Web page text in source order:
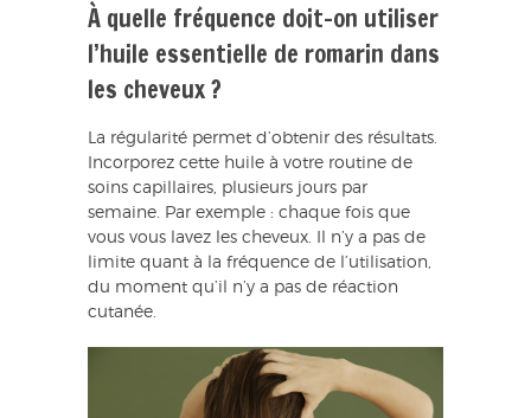
À quelle fréquence doit-on utiliser
l’huile essentielle de romarin dans
les cheveux ?
La régularité permet d’obtenir des résultats.
Incorporez cette huile à votre routine de
soins capillaires, plusieurs jours par
semaine. Par exemple : chaque fois que
vous vous lavez les cheveux. Il n’y a pas de
limite quant à la fréquence de l’utilisation,
du moment qu’il n’y a pas de réaction
cutanée.